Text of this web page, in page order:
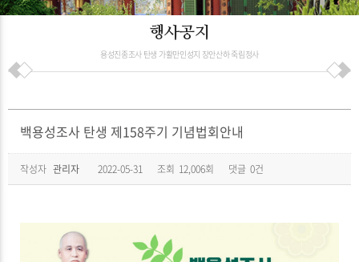
행사공지
용성진종조사 탄생 가활만인성지 장안산하 죽림정사
백용성조사 탄생 제158주기 기념법회안내
작성자 관리자 2022-05-31 조회 12,006회 댓글 0건